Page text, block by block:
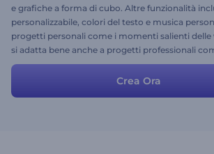
e grafiche a forma di cubo. Altre funzionalità
personalizzabile, colori del testo e musica
progetti personali come i momenti salienti delle
si adatta bene anche a progetti professionali
aziendali, presentazioni aziendali o video
Crea Ora